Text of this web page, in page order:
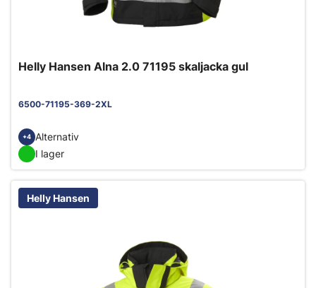
Helly Hansen Alna 2.0 71195 skaljacka gul
6500-71195-369-2XL
+4
Alternativ
I lager
Helly Hansen